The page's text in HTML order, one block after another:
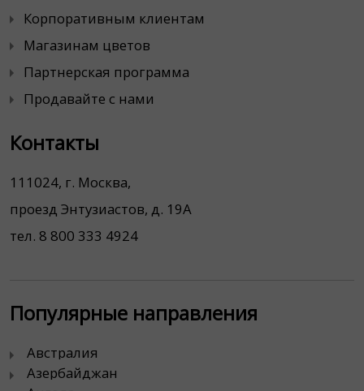
Корпоративным клиентам
Магазинам цветов
Партнерская программа
Продавайте с нами
Контакты
111024, г. Москва,
проезд Энтузиастов, д. 19А
тел. 8 800 333 4924
Популярные направления
Австралия
Азербайджан